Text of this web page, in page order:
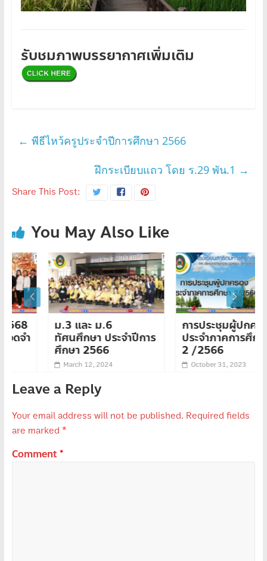
รับชมภาพบรรยากาศเพิ่มเติม
← พีธีไหว้ครูประจำปีการศึกษา 2566
ฝึกระเบียบแถว โดย ร.29 พัน.1 →
Share This Post:
You May Also Like
ม.3 และ ม.6
ทัศนศึกษา ประจำปีการ
ศึกษา 2566
March 12, 2024
การประชุมผู้ปกครอง
ประจำภาคการศึกษาที่
2 /2566
October 31, 2023
Leave a Reply
Your email address will not be published. Required fields
are marked *
Comment *